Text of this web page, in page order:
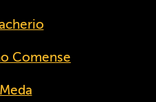
Comense